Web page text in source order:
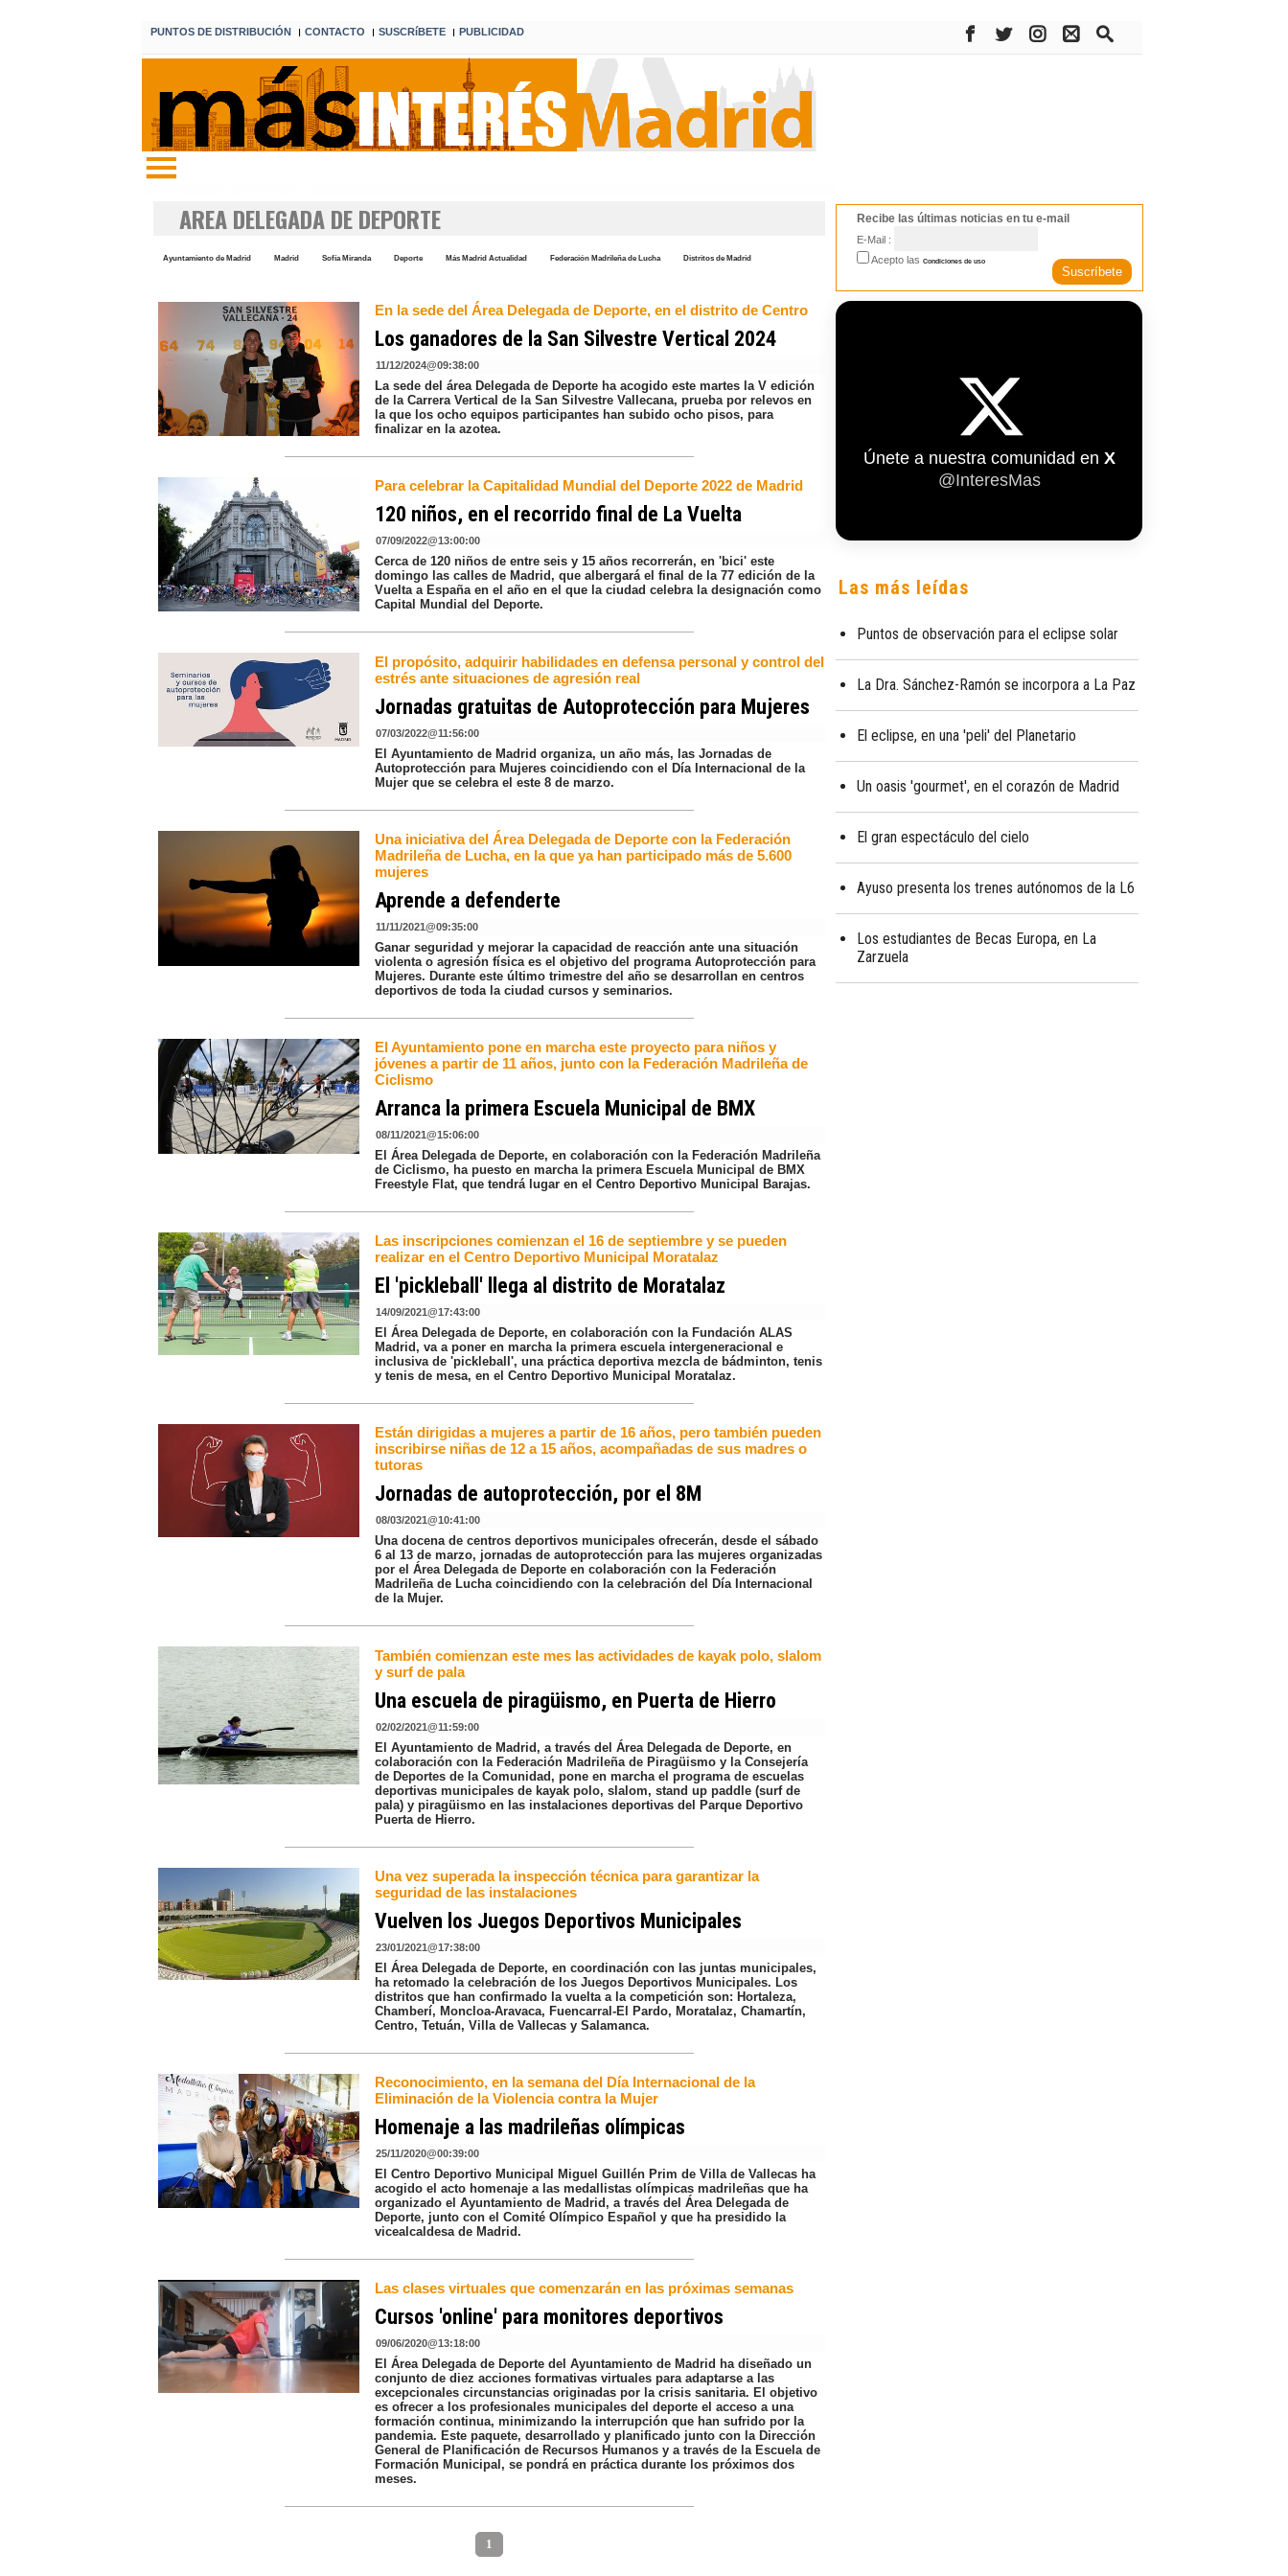
PUNTOS DE DISTRIBUCIÓN I CONTACTO I SUSCRíBETE I PUBLICIDAD
AREA DELEGADA DE DEPORTE
Ayuntamiento de Madrid Madrid Sofía Miranda Deporte Más Madrid Actualidad Federación Madrileña de Lucha Distritos de Madrid
En la sede del Área Delegada de Deporte, en el distrito de Centro
Los ganadores de la San Silvestre Vertical 2024
11/12/2024@09:38:00
La sede del área Delegada de Deporte ha acogido este martes la V edición
de la Carrera Vertical de la San Silvestre Vallecana, prueba por relevos en
la que los ocho equipos participantes han subido ocho pisos, para
finalizar en la azotea.
Para celebrar la Capitalidad Mundial del Deporte 2022 de Madrid
120 niños, en el recorrido final de La Vuelta
07/09/2022@13:00:00
Cerca de 120 niños de entre seis y 15 años recorrerán, en 'bici' este
domingo las calles de Madrid, que albergará el final de la 77 edición de la
Vuelta a España en el año en el que la ciudad celebra la designación como
Capital Mundial del Deporte.
El propósito, adquirir habilidades en defensa personal y control del
estrés ante situaciones de agresión real
Jornadas gratuitas de Autoprotección para Mujeres
07/03/2022@11:56:00
El Ayuntamiento de Madrid organiza, un año más, las Jornadas de
Autoprotección para Mujeres coincidiendo con el Día Internacional de la
Mujer que se celebra el este 8 de marzo.
Una iniciativa del Área Delegada de Deporte con la Federación
Madrileña de Lucha, en la que ya han participado más de 5.600
mujeres
Aprende a defenderte
11/11/2021@09:35:00
Ganar seguridad y mejorar la capacidad de reacción ante una situación
violenta o agresión física es el objetivo del programa Autoprotección para
Mujeres. Durante este último trimestre del año se desarrollan en centros
deportivos de toda la ciudad cursos y seminarios.
El Ayuntamiento pone en marcha este proyecto para niños y
jóvenes a partir de 11 años, junto con la Federación Madrileña de
Ciclismo
Arranca la primera Escuela Municipal de BMX
08/11/2021@15:06:00
El Área Delegada de Deporte, en colaboración con la Federación Madrileña
de Ciclismo, ha puesto en marcha la primera Escuela Municipal de BMX
Freestyle Flat, que tendrá lugar en el Centro Deportivo Municipal Barajas.
Las inscripciones comienzan el 16 de septiembre y se pueden
realizar en el Centro Deportivo Municipal Moratalaz
El 'pickleball' llega al distrito de Moratalaz
14/09/2021@17:43:00
El Área Delegada de Deporte, en colaboración con la Fundación ALAS
Madrid, va a poner en marcha la primera escuela intergeneracional e
inclusiva de 'pickleball', una práctica deportiva mezcla de bádminton, tenis
y tenis de mesa, en el Centro Deportivo Municipal Moratalaz.
Están dirigidas a mujeres a partir de 16 años, pero también pueden
inscribirse niñas de 12 a 15 años, acompañadas de sus madres o
tutoras
Jornadas de autoprotección, por el 8M
08/03/2021@10:41:00
Una docena de centros deportivos municipales ofrecerán, desde el sábado
6 al 13 de marzo, jornadas de autoprotección para las mujeres organizadas
por el Área Delegada de Deporte en colaboración con la Federación
Madrileña de Lucha coincidiendo con la celebración del Día Internacional
de la Mujer.
También comienzan este mes las actividades de kayak polo, slalom
y surf de pala
Una escuela de piragüismo, en Puerta de Hierro
02/02/2021@11:59:00
El Ayuntamiento de Madrid, a través del Área Delegada de Deporte, en
colaboración con la Federación Madrileña de Piragüismo y la Consejería
de Deportes de la Comunidad, pone en marcha el programa de escuelas
deportivas municipales de kayak polo, slalom, stand up paddle (surf de
pala) y piragüismo en las instalaciones deportivas del Parque Deportivo
Puerta de Hierro.
Una vez superada la inspección técnica para garantizar la
seguridad de las instalaciones
Vuelven los Juegos Deportivos Municipales
23/01/2021@17:38:00
El Área Delegada de Deporte, en coordinación con las juntas municipales,
ha retomado la celebración de los Juegos Deportivos Municipales. Los
distritos que han confirmado la vuelta a la competición son: Hortaleza,
Chamberí, Moncloa-Aravaca, Fuencarral-El Pardo, Moratalaz, Chamartín,
Centro, Tetuán, Villa de Vallecas y Salamanca.
Reconocimiento, en la semana del Día Internacional de la
Eliminación de la Violencia contra la Mujer
Homenaje a las madrileñas olímpicas
25/11/2020@00:39:00
El Centro Deportivo Municipal Miguel Guillén Prim de Villa de Vallecas ha
acogido el acto homenaje a las medallistas olímpicas madrileñas que ha
organizado el Ayuntamiento de Madrid, a través del Área Delegada de
Deporte, junto con el Comité Olímpico Español y que ha presidido la
vicealcaldesa de Madrid.
Las clases virtuales que comenzarán en las próximas semanas
Cursos 'online' para monitores deportivos
09/06/2020@13:18:00
El Área Delegada de Deporte del Ayuntamiento de Madrid ha diseñado un
conjunto de diez acciones formativas virtuales para adaptarse a las
excepcionales circunstancias originadas por la crisis sanitaria. El objetivo
es ofrecer a los profesionales municipales del deporte el acceso a una
formación continua, minimizando la interrupción que han sufrido por la
pandemia. Este paquete, desarrollado y planificado junto con la Dirección
General de Planificación de Recursos Humanos y a través de la Escuela de
Formación Municipal, se pondrá en práctica durante los próximos dos
meses.
1
Recibe las últimas noticias en tu e-mail
E-Mail :
Acepto las Condiciones de uso
Únete a nuestra comunidad en X
@InteresMas
Las más leídas
Puntos de observación para el eclipse solar
La Dra. Sánchez-Ramón se incorpora a La Paz
El eclipse, en una 'peli' del Planetario
Un oasis 'gourmet', en el corazón de Madrid
El gran espectáculo del cielo
Ayuso presenta los trenes autónomos de la L6
Los estudiantes de Becas Europa, en La
Zarzuela